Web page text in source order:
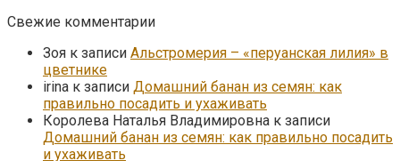
Свежие комментарии
Зоя к записи Альстромерия – «перуанская лилия» в
цветнике
irina к записи Домашний банан из семян: как
правильно посадить и ухаживать
Королева Наталья Владимировна к записи
Домашний банан из семян: как правильно посадить
и ухаживать